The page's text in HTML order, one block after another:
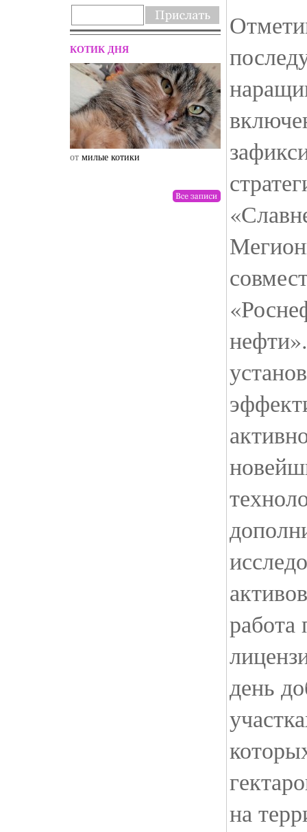
КОТИК ДНЯ
от милые котики от drunktwi
день
на